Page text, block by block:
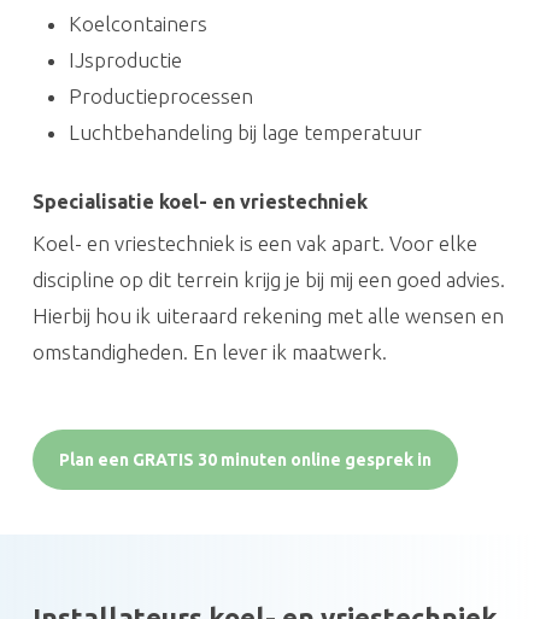
Koelcontainers
IJsproductie
Productieprocessen
Luchtbehandeling bij lage temperatuur
Specialisatie koel- en vriestechniek
Koel- en vriestechniek is een vak apart. Voor elke
discipline op dit terrein krijg je bij mij een goed advies.
Hierbij hou ik uiteraard rekening met alle wensen en
omstandigheden. En lever ik maatwerk.
Plan een GRATIS 30 minuten online gesprek in